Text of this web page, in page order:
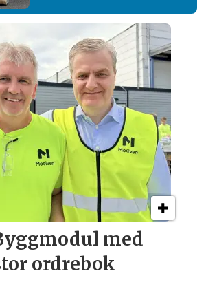
med
ordrebok